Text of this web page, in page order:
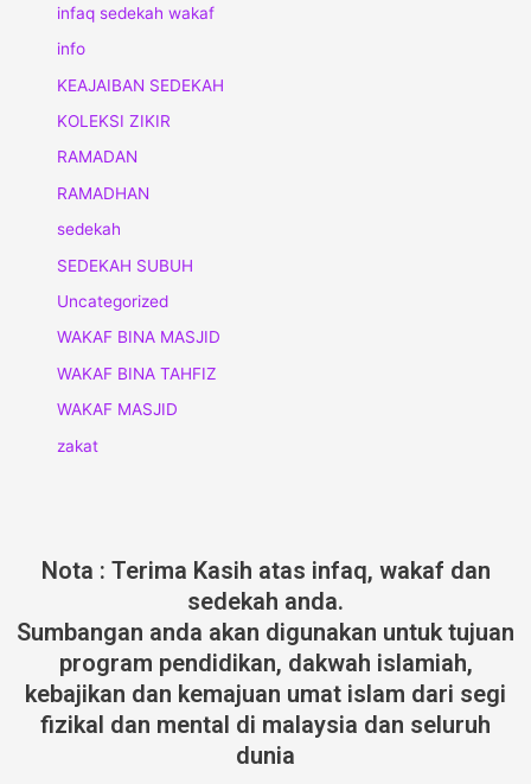
infaq sedekah wakaf
info
KEAJAIBAN SEDEKAH
KOLEKSI ZIKIR
RAMADAN
RAMADHAN
sedekah
SEDEKAH SUBUH
Uncategorized
WAKAF BINA MASJID
WAKAF BINA TAHFIZ
WAKAF MASJID
zakat
Nota : Terima Kasih atas infaq, wakaf dan
sedekah anda.
Sumbangan anda akan digunakan untuk tujuan
program pendidikan, dakwah islamiah,
kebajikan dan kemajuan umat islam dari segi
fizikal dan mental di malaysia dan seluruh
dunia